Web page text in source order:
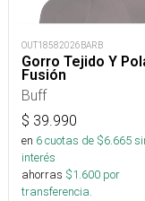
OUT18582026BARB
Gorro Tejido Y
Fusión
Buff
$ 39.990
en 6cuotas de $6.665
interés
ahorras $1.600 por
transferencia.